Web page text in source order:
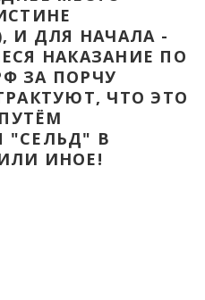
И ДЛЯ НАЧАЛА -
НАКАЗАНИЕ ПО
ЗА ПОРЧУ
ЧТО ЭТО
В
ИНОЕ!